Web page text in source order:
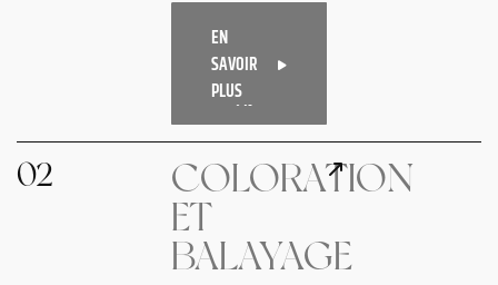
EN
SAVOIR
PLUS
02
COLORATION
ET
BALAYAGE